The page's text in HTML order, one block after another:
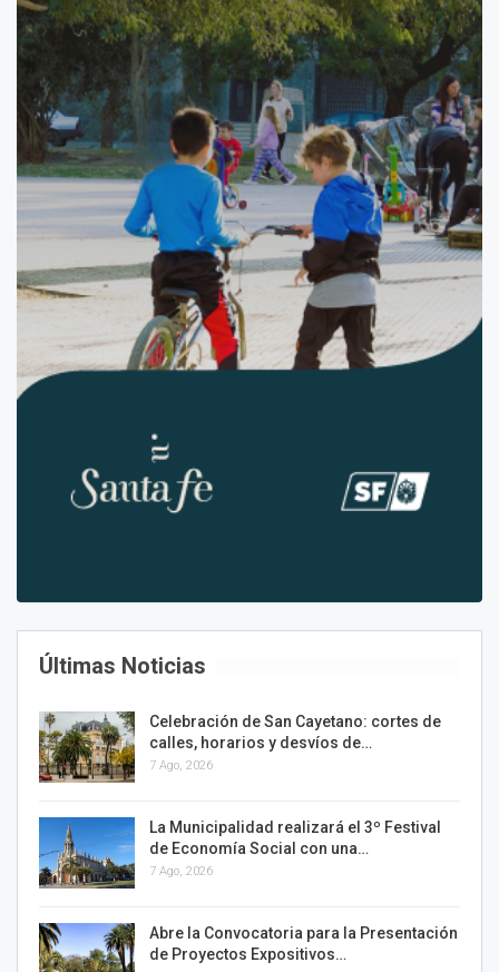
Últimas Noticias
Celebración de San Cayetano: cortes de
calles, horarios y desvíos de…
7 Ago, 2026
La Municipalidad realizará el 3º Festival
de Economía Social con una…
7 Ago, 2026
Abre la Convocatoria para la Presentación
de Proyectos Expositivos…